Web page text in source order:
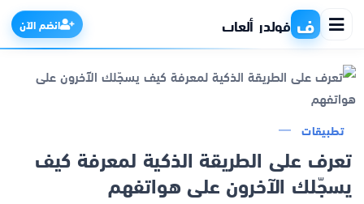
ف فولدر ألعاب انضم الآن
الرئيسية
التطبيقات
تطبيقات
تعرف على الطريقة الذكية لمعرفة كيف
يسجّلك الآخرون على هواتفهم